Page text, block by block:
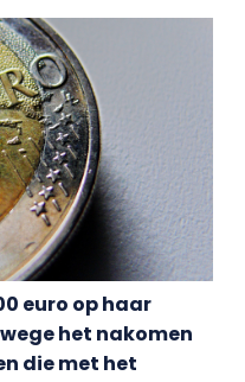
euro op haar
het nakomen
die met het